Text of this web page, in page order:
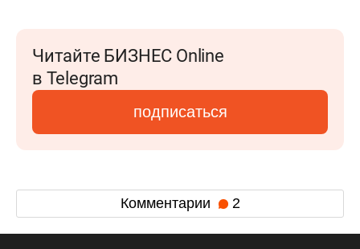
Читайте БИЗНЕС Online
в Telegram
подписаться
Комментарии 2